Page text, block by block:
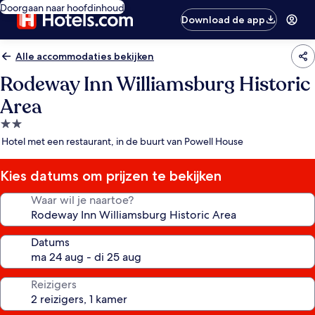
Doorgaan naar hoofdinhoud
Download de app
Alle accommodaties bekijken
Rodeway Inn Williamsburg Historic
Area
2.0-
sterrenaccommodatie
Hotel met een restaurant, in de buurt van Powell House
Kies datums om prijzen te bekijken
Waar wil je naartoe?
Datums
Reizigers